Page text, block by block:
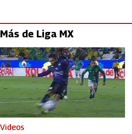
Más de Liga MX
Videos